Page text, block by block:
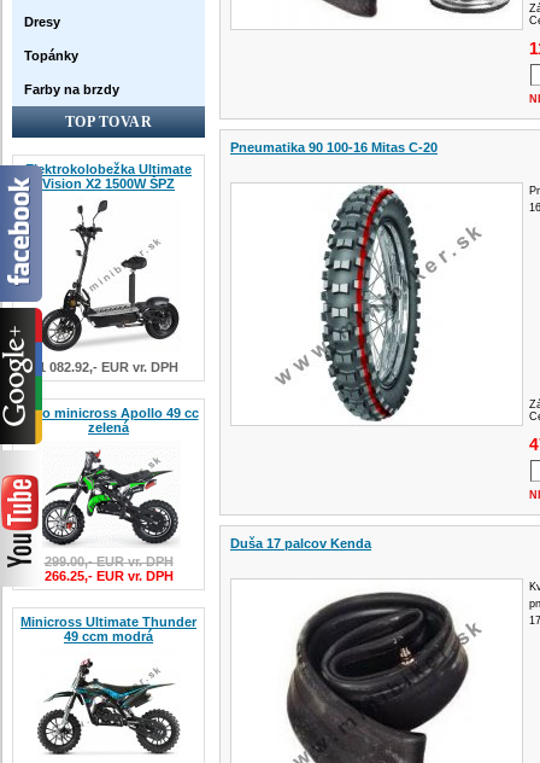
Dresy
Topánky
Farby na brzdy
TOP TOVAR
Elektrokolobežka Ultimate
Vision X2 1500W ŠPZ
1 082.92,- EUR vr. DPH
Nitro minicross Apollo 49 cc
zelená
299.00,- EUR vr. DPH
266.25,- EUR vr. DPH
Minicross Ultimate Thunder
49 ccm modrá
Pneumatika 90 100-16 Mitas C-20
16
Duša 17 palcov Kenda